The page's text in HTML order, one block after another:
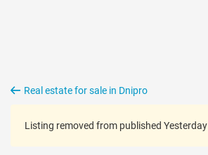
Real estate for sale in Dnipro
Listing removed from published Yesterday